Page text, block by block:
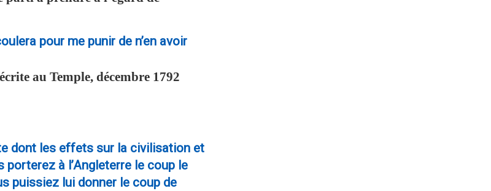
pour me punir de n’en avoir
au Temple, décembre 1792
dont les effets sur la civilisation et
à l’Angleterre le coup le
puissiez lui donner le coup de